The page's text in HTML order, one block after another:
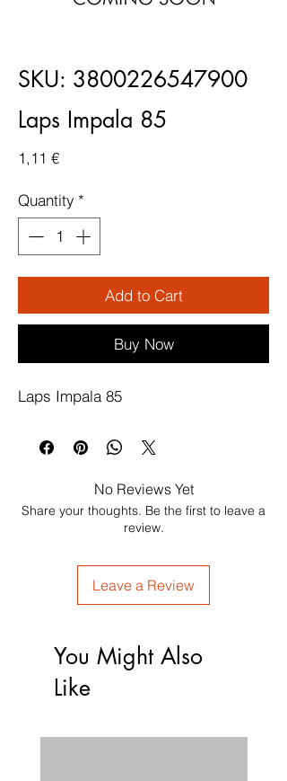
SKU: 3800226547900
Laps Impala 85
1,11 €Price
Quantity *
Add to Cart
Buy Now
Laps Impala 85
No Reviews Yet
Share your thoughts. Be the first to leave a
review.
Leave a Review
You Might Also
Like